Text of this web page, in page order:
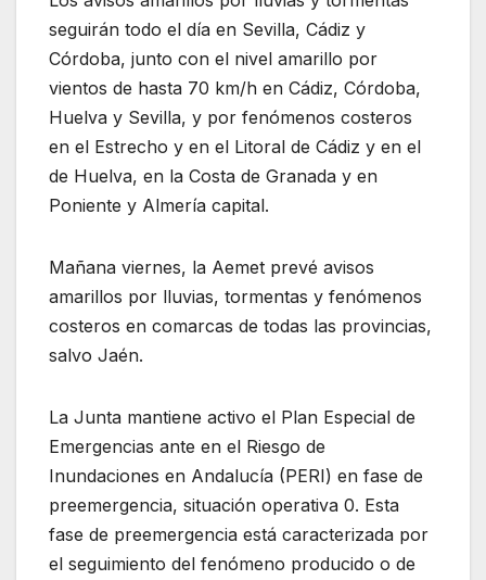
seguirán todo el día en Sevilla, Cádiz y
Córdoba, junto con el nivel amarillo por
vientos de hasta 70 km/h en Cádiz, Córdoba,
Huelva y Sevilla, y por fenómenos costeros
en el Estrecho y en el Litoral de Cádiz y en el
de Huelva, en la Costa de Granada y en
Poniente y Almería capital.
Mañana viernes, la Aemet prevé avisos
amarillos por lluvias, tormentas y fenómenos
costeros en comarcas de todas las provincias,
salvo Jaén.
La Junta mantiene activo el Plan Especial de
Emergencias ante en el Riesgo de
Inundaciones en Andalucía (PERI) en fase de
preemergencia, situación operativa 0. Esta
fase de preemergencia está caracterizada por
el seguimiento del fenómeno producido o de